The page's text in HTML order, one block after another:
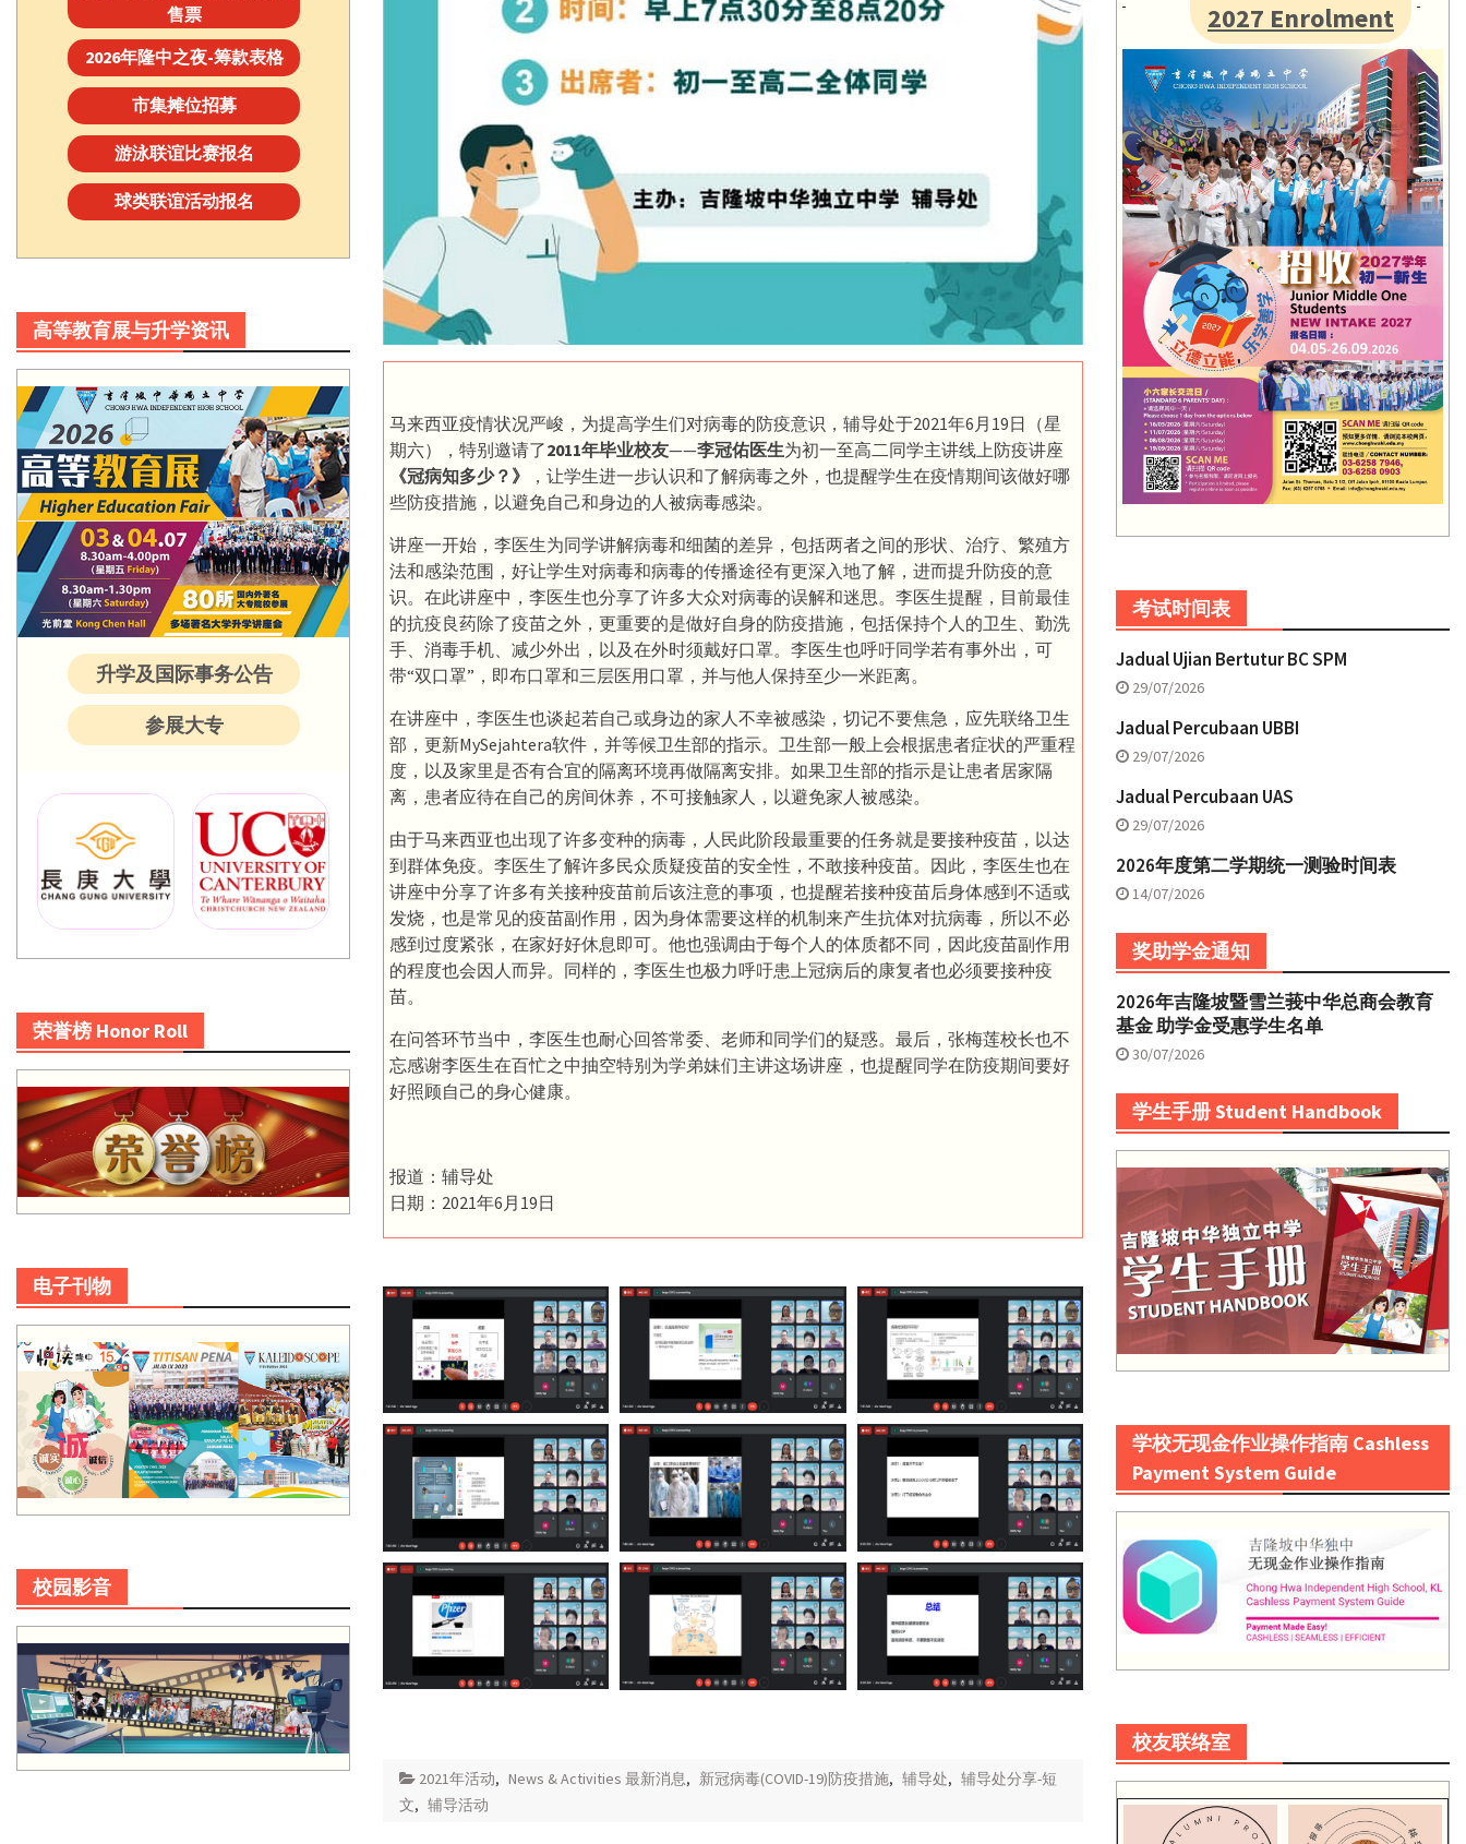
马来西亚疫情状况严峻，为提高学生们对病毒的防疫意识，辅导处于2021年6月19日（星
期六），特别邀请了2011年毕业校友——李冠佑医生为初一至高二同学主讲线上防疫讲座
《冠病知多少？》
，让学生进一步认识和了解病毒之外，也提醒学生在疫情期间该做好哪
些防疫措施，以避免自己和身边的人被病毒感染。
讲座一开始，李医生为同学讲解病毒和细菌的差异，包括两者之间的形状、治疗、繁殖方
法和感染范围，好让学生对病毒和病毒的传播途径有更深入地了解，进而提升防疫的意
识。在此讲座中，李医生也分享了许多大众对病毒的误解和迷思。李医生提醒，目前最佳
的抗疫良药除了疫苗之外，更重要的是做好自身的防疫措施，包括保持个人的卫生、勤洗
手、消毒手机、减少外出，以及在外时须戴好口罩。李医生也呼吁同学若有事外出，可
带“双口罩”，即布口罩和三层医用口罩，并与他人保持至少一米距离。
在讲座中，李医生也谈起若自己或身边的家人不幸被感染，切记不要焦急，应先联络卫生
部，更新MySejahtera软件，并等候卫生部的指示。卫生部一般上会根据患者症状的严重程
度，以及家里是否有合宜的隔离环境再做隔离安排。如果卫生部的指示是让患者居家隔
离，患者应待在自己的房间休养，不可接触家人，以避免家人被感染。
由于马来西亚也出现了许多变种的病毒，人民此阶段最重要的任务就是要接种疫苗，以达
到群体免疫。李医生了解许多民众质疑疫苗的安全性，不敢接种疫苗。因此，李医生也在
讲座中分享了许多有关接种疫苗前后该注意的事项，也提醒若接种疫苗后身体感到不适或
发烧，也是常见的疫苗副作用，因为身体需要这样的机制来产生抗体对抗病毒，所以不必
感到过度紧张，在家好好休息即可。他也强调由于每个人的体质都不同，因此疫苗副作用
的程度也会因人而异。同样的，李医生也极力呼吁患上冠病后的康复者也必须要接种疫
苗。
在问答环节当中，李医生也耐心回答常委、老师和同学们的疑惑。最后，张梅莲校长也不
忘感谢李医生在百忙之中抽空特别为学弟妹们主讲这场讲座，也提醒同学在防疫期间要好
好照顾自己的身心健康。
报道：辅导处
日期：2021年6月19日
2021年活动, News & Activities 最新消息, 新冠病毒(COVID-19)防疫措施, 辅导处, 辅导处分享-短
文, 辅导活动
2027 Enrolment
考试时间表
Jadual Ujian Bertutur BC SPM
29/07/2026
Jadual Percubaan UBBI
29/07/2026
Jadual Percubaan UAS
29/07/2026
2026年度第二学期统一测验时间表
14/07/2026
奖助学金通知
2026年吉隆坡暨雪兰莪中华总商会教育
基金 助学金受惠学生名单
30/07/2026
学生手册 Student Handbook
学校无现金作业操作指南 Cashless
Payment System Guide
校友联络室
售票
2026年隆中之夜-筹款表格
市集摊位招募
游泳联谊比赛报名
球类联谊活动报名
高等教育展与升学资讯
升学及国际事务公告
参展大专
荣誉榜 Honor Roll
电子刊物
校园影音